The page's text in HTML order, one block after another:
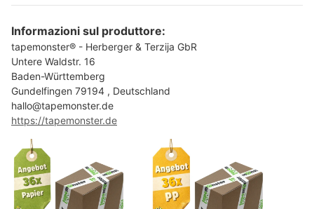
Informazioni sul produttore:
tapemonster® - Herberger & Terzija GbR
Untere Waldstr. 16
Baden-Württemberg
Gundelfingen 79194 , Deutschland
hallo@tapemonster.de
https://tapemonster.de